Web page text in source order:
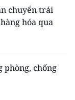
chuyển trái
hóa qua
phòng, chống